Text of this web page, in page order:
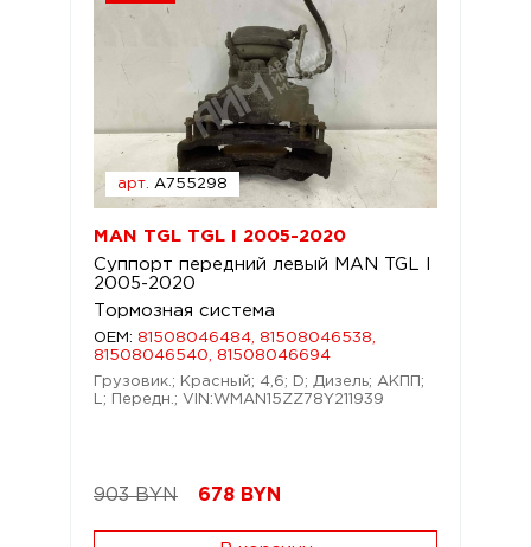
арт. A755298
MAN TGL TGL I 2005-2020
Суппорт передний левый MAN TGL I
2005-2020
Тормозная система
OEM: 81508046484, 81508046538,
81508046540, 81508046694
Грузовик.; Красный; 4,6; D; Дизель; АКПП;
L; Передн.; VIN:WMAN15ZZ78Y211939
903 BYN 678 BYN